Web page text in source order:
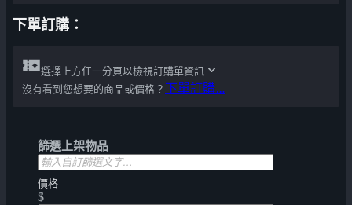
下單訂購：
選擇上方任一分頁以檢視訂購單資訊
沒有看到您想要的商品或價格？ 下單訂購…
篩選上架物品
價格
$